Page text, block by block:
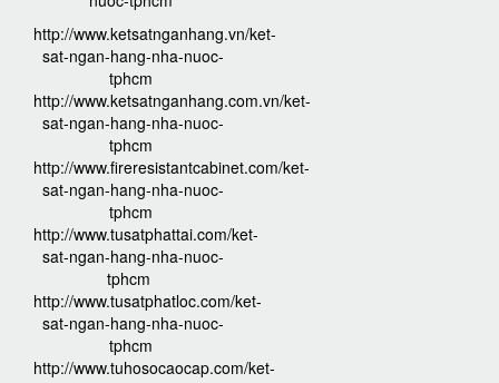
http://www.ketsatnganhang.vn/ket-
sat-ngan-hang-nha-nuoc-
tphcm
http://www.ketsatnganhang.com.vn/ket-
sat-ngan-hang-nha-nuoc-
tphcm
http://www.fireresistantcabinet.com/ket-
sat-ngan-hang-nha-nuoc-
tphcm
http://www.tusatphattai.com/ket-
sat-ngan-hang-nha-nuoc-
tphcm
http://www.tusatphatloc.com/ket-
sat-ngan-hang-nha-nuoc-
tphcm
http://www.tuhosocaocap.com/ket-